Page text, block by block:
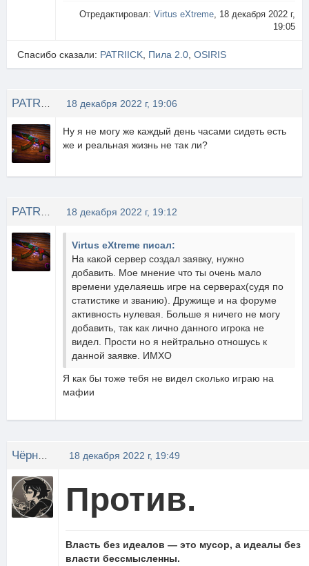
Отредактировал: Virtus eXtreme, 18 декабря 2022 г,
19:05
Спасибо сказали: PATRIICK Пила 2.0 OSIRIS
18 декабря 2022 г, 19:06
Ну я не могу же каждый день часами сидеть есть
же и реальная жизнь не так ли?
18 декабря 2022 г, 19:12
Virtus eXtreme писал:
На какой сервер создал заявку, нужно
добавить. Мое мнение что ты очень мало
времени уделаяешь игре на серверах(судя по
статистике и званию). Дружище и на форуме
активность нулевая. Больше я ничего не могу
добавить, так как лично данного игрока не
видел. Прости но я нейтрально отношусь к
данной заявке. ИМХО
Я как бы тоже тебя не видел сколько играю на
мафии
18 декабря 2022 г, 19:49
Против.
Власть без идеалов — это мусор, а идеалы без
власти бессмысленны.